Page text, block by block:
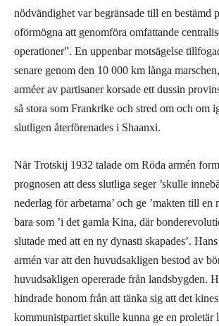
nödvändighet var begränsade till en bestämd
oförmögna att genomföra omfattande
operationer”. En uppenbar motsägelse
senare genom den 10 000 km långa
arméer av partisaner korsade ett dussin
så stora som Frankrike och stred om och om
slutligen återförenades i Shaanxi.
När Trotskij 1932 talade om Röda armén
prognosen att dess slutliga seger ’skulle
nederlag för arbetarna’ och ge ’makten till
bara som ’i det gamla Kina, där
slutade med att en ny dynasti skapades’.
armén var att den huvudsakligen bestod av
huvudsakligen opererade från landsbygden.
hindrade honom från att tänka sig att det
kommunistpartiet skulle kunna ge en proletär